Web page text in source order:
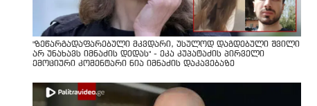
"ზეწარგადაფარებული მკვდარი, უსულოდ დაგდებული შვილი
არ უნახავს იმნაძის დედას" - ეკა კუპატაძის პირველი
ემოციური კომენტარი ნია იმნაძის დაკავებაზე